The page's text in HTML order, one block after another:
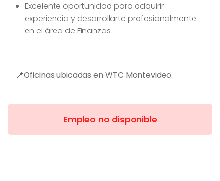
Excelente oportunidad para adquirir
experiencia y desarrollarte profesionalmente
en el área de Finanzas.
📍Oficinas ubicadas en WTC Montevideo.
Empleo no disponible